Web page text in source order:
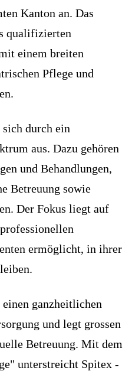
Kanton an. Das
qualifizierten
einem breiten
Pflege und
durch ein
aus. Dazu gehören
und Behandlungen,
Betreuung sowie
Der Fokus liegt auf
ermöglicht, in ihrer
ganzheitlichen
und legt grossen
Betreuung. Mit dem
unterstreicht Spitex -